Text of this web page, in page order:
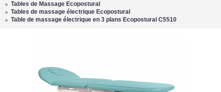
Tables de Massage Ecopostural
Tables de massage électrique Ecopostural
Table de massage électrique en 3 plans Ecopostural C5510